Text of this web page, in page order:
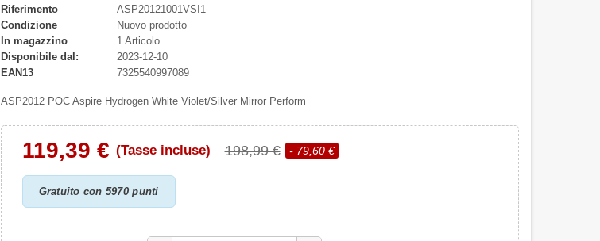
Riferimento
ASP20121001VSI1
Condizione
Nuovo prodotto
In magazzino
1 Articolo
Disponibile dal:
2023-12-10
EAN13
7325540997089
ASP2012 POC Aspire Hydrogen White Violet/Silver Mirror Perform
119,39 € (Tasse incluse) 198,99 € - 79,60 €
Gratuito con 5970 punti